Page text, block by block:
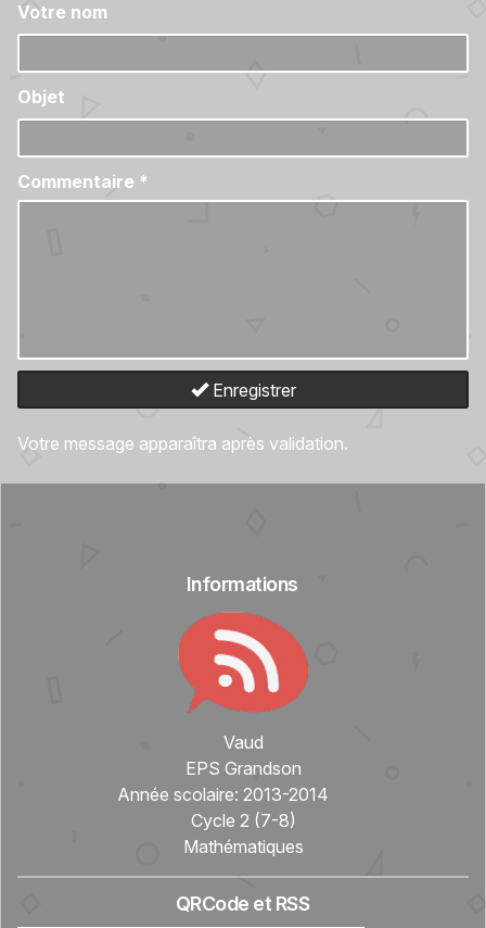
Votre nom
Objet
Commentaire *
Enregistrer
Votre message apparaîtra après validation.
Informations
Vaud
EPS Grandson
Année scolaire: 2013-2014
Cycle 2 (7-8)
Mathématiques
QRCode et RSS